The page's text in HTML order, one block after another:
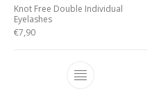
Knot Free Double Individual
Eyelashes
€7,90